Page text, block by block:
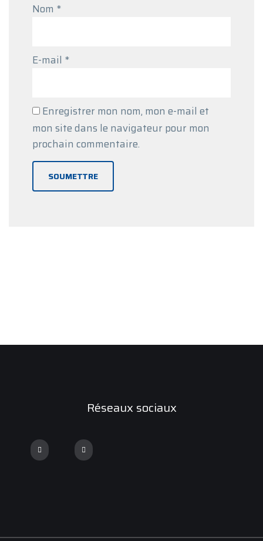
Nom *
E-mail *
Enregistrer mon nom, mon e-mail et
mon site dans le navigateur pour mon
prochain commentaire.
Réseaux sociaux